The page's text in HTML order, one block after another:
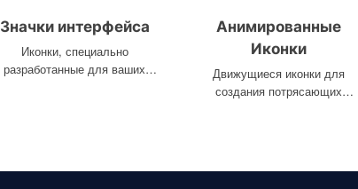
Значки интерфейса
Иконки, специально
разработанные для ваших
Анимированные
Иконки
Движущиеся иконки для
создания потрясающих